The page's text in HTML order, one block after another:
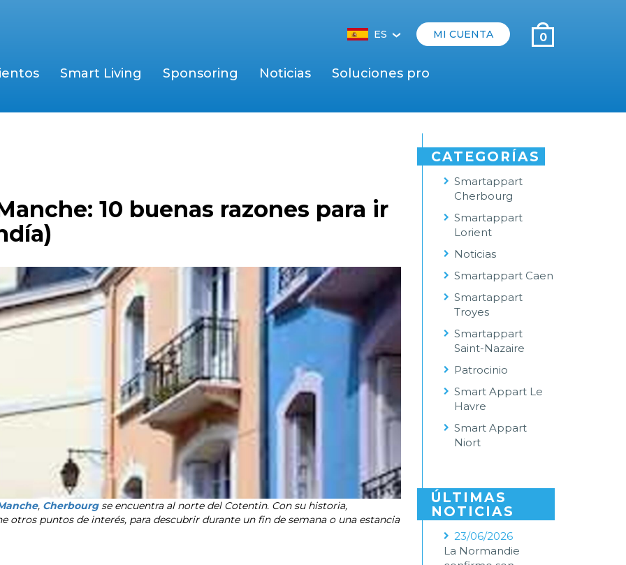
ES‹ MI CUENTA 0
Smart Living Sponsoring Noticias Soluciones pro
10 buenas razones para ir
, Cherbourgse encuentra al norte del Cotentin. Con su historia,
otros puntos de interés, para descubrir durante un fin de semana o una estancia
CATEGORÍAS
Smartappart
Cherbourg
Smartappart
Lorient
Noticias
Smartappart Caen
Smartappart
Troyes
Smartappart
Saint-Nazaire
Patrocinio
Smart Appart Le
Havre
Smart Appart
Niort
ÚLTIMAS
NOTICIAS
23/06/2026
La Normandie